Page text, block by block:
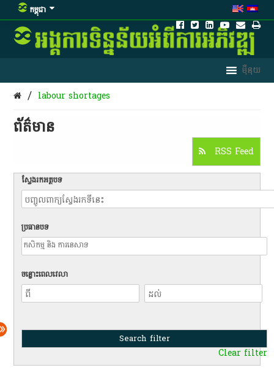
កម្ពុជា
/ labour shortages
ព័ត៌មាន​
RSS Feed
ស្វែងរកអត្ថបទ
ប្រធានបទ
ចន្លោះពេលវេលា
Clear filter